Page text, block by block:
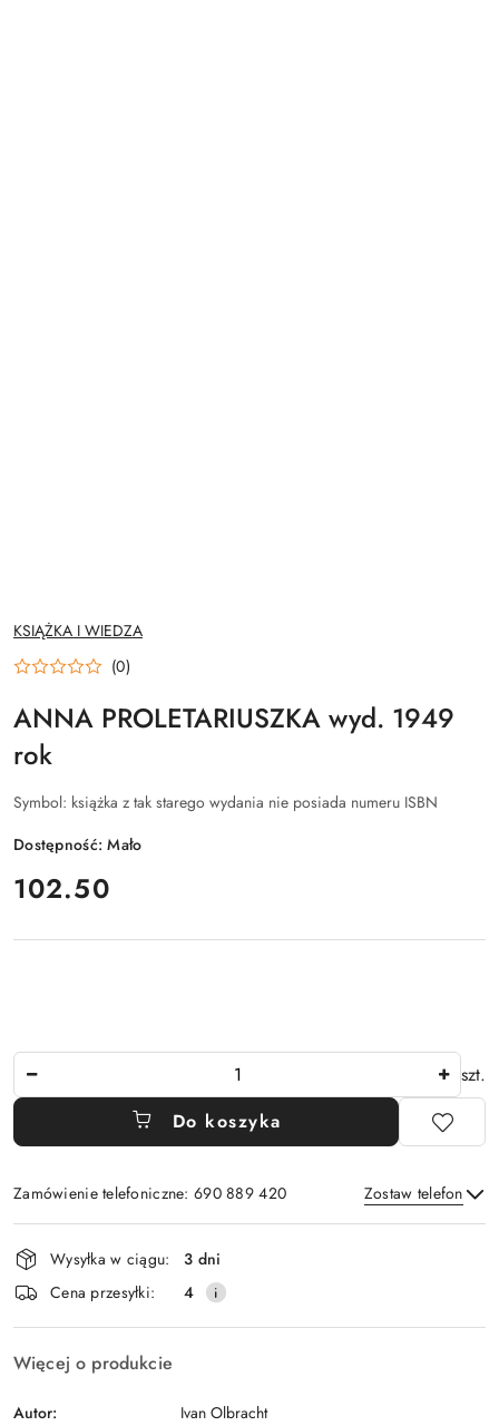
NAZWA
PRODUCENTA:
KSIĄŻKA I WIEDZA
(0)
ANNA PROLETARIUSZKA wyd. 1949
rok
Symbol: książka z tak starego wydania nie posiada numeru ISBN
Dostępność:Mało
cena:
102.50
szt.
Do koszyka
Zamówienie telefoniczne: 690 889 420 Zostaw telefon
Wyślij
Dostępność
i
dostawa
Wysyłka w ciągu:
3 dni
Cena przesyłki:
4
Więcej o produkcie
Autor: Ivan Olbracht